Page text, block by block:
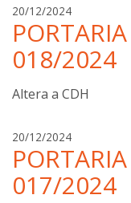
20/12/2024a
n
a
b
t
n
018/2024
Altera a CDH
20/12/2024a
n
a
b
017/2024